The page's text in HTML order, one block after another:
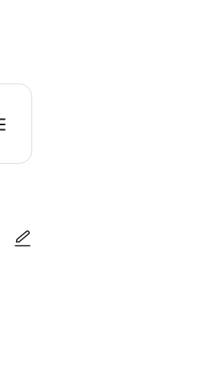
니다. * 2025년 8월 1일부터 모든 승객